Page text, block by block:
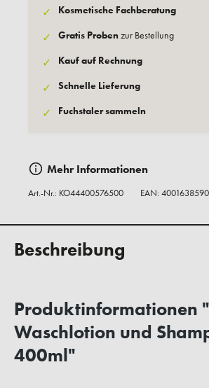
✓ Kosmetische Fachberatung
✓ Gratis Probenzur Bestellung
✓ Kauf auf Rechnung
✓ Schnelle Lieferung
✓ Fuchstaler sammeln
Mehr Informationen
Art.-Nr.: KO44400576500 EAN:
Beschreibung
Produktinformationen
Waschlotion und
400ml"